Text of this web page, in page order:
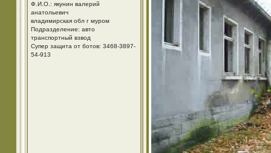
Ф.И.О.: якунин валерий
анатольевич
владимирская обл г муром
Подразделение: авто
транспортный взвод
Супер защита от ботов: 3468-3897-
54-913